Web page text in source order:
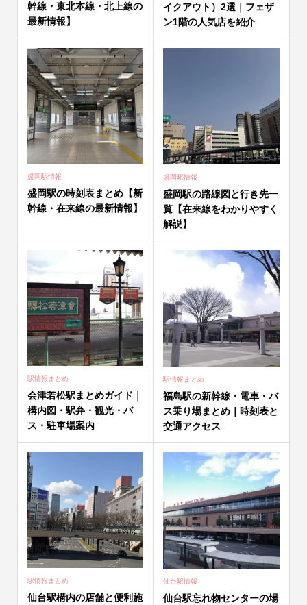
幹線・東北本線・北上線の
最新情報】
イクアウト）2選｜フェザ
ン1階の人気店を紹介
盛岡駅情報
盛岡駅の時刻表まとめ【新
幹線・在来線の最新情報】
盛岡駅情報
盛岡駅の路線図と行き先一
覧【在来線をわかりやすく
解説】
駅情報まとめ
会津若松駅まとめガイド｜
構内図・駅弁・観光・バ
ス・駐車場案内
駅情報まとめ
福島駅の新幹線・電車・バ
ス乗り場まとめ｜時刻表と
交通アクセス
駅情報まとめ
仙台駅構内の店舗と便利施
仙台駅情報
仙台駅忘れ物センターの場